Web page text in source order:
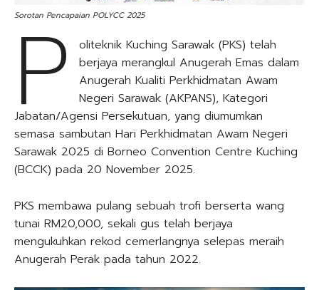
Sorotan Pencapaian POLYCC 2025
P
oliteknik Kuching Sarawak (PKS) telah
berjaya merangkul Anugerah Emas dalam
Anugerah Kualiti Perkhidmatan Awam
Negeri Sarawak (AKPANS), Kategori
Jabatan/Agensi Persekutuan, yang diumumkan
semasa sambutan Hari Perkhidmatan Awam Negeri
Sarawak 2025 di Borneo Convention Centre Kuching
(BCCK) pada 20 November 2025.
PKS membawa pulang sebuah trofi berserta wang
tunai RM20,000, sekali gus telah berjaya
mengukuhkan rekod cemerlangnya selepas meraih
Anugerah Perak pada tahun 2022.